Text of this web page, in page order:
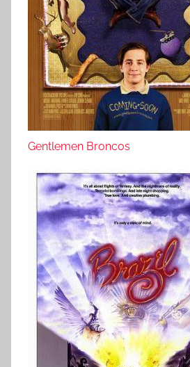
Gentlemen Broncos